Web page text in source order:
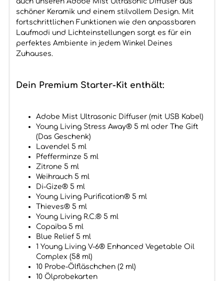
schöner Keramik und einem stilvollem Design. Mit
fortschrittlichen Funktionen wie den anpassbaren
Laufmodi und Lichteinstellungen sorgt es für ein
perfektes Ambiente in jedem Winkel Deines
Zuhauses.
Dein Premium Starter-Kit enthält:
Adobe Mist Ultrasonic Diffuser (mit USB Kabel)
Young Living Stress Away® 5 ml oder The Gift
(Das Geschenk)
Lavendel 5 ml
Pfefferminze 5 ml
Zitrone 5 ml
Weihrauch 5 ml
Di-Gize® 5 ml
Young Living Purification® 5 ml
Thieves® 5 ml
Young Living R.C.® 5 ml
Copaiba 5 ml
Blue Relief 5 ml
1 Young Living V-6® Enhanced Vegetable Oil
Complex (58 ml)
10 Probe-Ölfläschchen (2 ml)
10 Ölprobekarten